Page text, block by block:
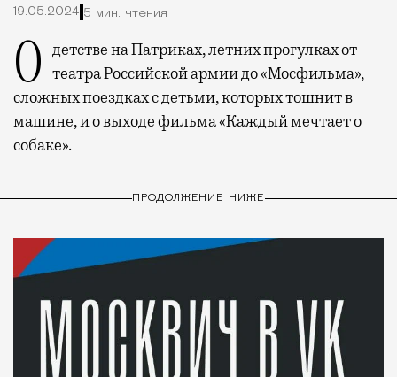
19.05.2024 5 мин. чтения
О детстве на Патриках, летних прогулках от театра Российской армии до «Мосфильма»,
сложных поездках с детьми, которых тошнит в
машине, и о выходе фильма «Каждый мечтает о
собаке».
ПРОДОЛЖЕНИЕ НИЖЕ